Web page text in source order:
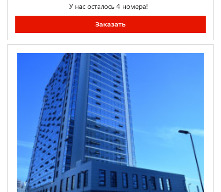
У нас осталось 4 номера!
Заказать